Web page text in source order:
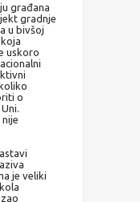
građana
gradnje
u bivšoj
uskoro
o
je veliki